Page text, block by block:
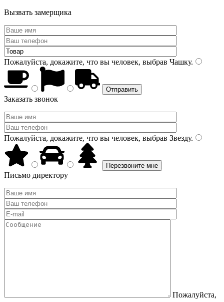
Вызвать замерщика
Пожалуйста, докажите, что вы человек, выбрав Чашку.
Заказать звонок
Пожалуйста, докажите, что вы человек, выбрав Звезду.
Письмо директору
Пожалуйста,